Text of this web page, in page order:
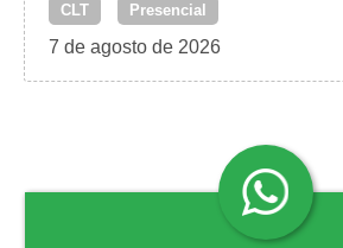
CLT Presencial
7 de agosto de 2026